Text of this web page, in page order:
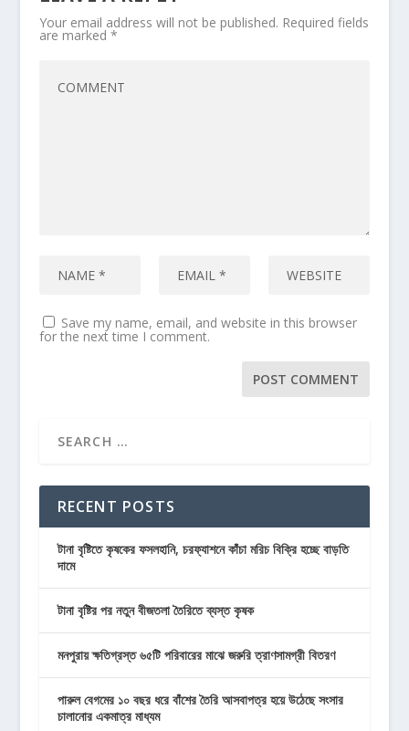
Your email address will not be published. Required fields
are marked *
Save my name, email, and website in this browser
for the next time I comment.
RECENT POSTS
টানা বৃষ্টিতে কৃষকের ফসলহানি, চরফ্যাশনে কাঁচা মরিচ বিক্রি হচ্ছে বাড়তি
দামে
টানা বৃষ্টির পর নতুন বীজতলা তৈরিতে ব্যস্ত কৃষক
মনপুরায় ক্ষতিগ্রস্ত ৬৫টি পরিবারের মাঝে জরুরি ত্রাণসামগ্রী বিতরণ
পারুল বেগমের ১০ বছর ধরে বাঁশের তৈরি আসবাপত্র হয়ে উঠেছে সংসার
চালানোর একমাত্র মাধ্যম